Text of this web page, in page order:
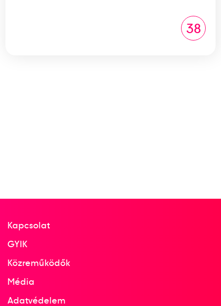
38
Kapcsolat
GYIK
Közreműködők
Média
Adatvédelem